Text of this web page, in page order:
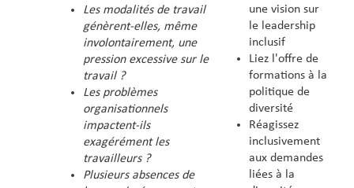
Les modalités de travail
génèrent-elles, même
involontairement, une
pression excessive sur le
travail ?
Les problèmes
organisationnels
impactent-ils
exagérément les
travailleurs ?
Plusieurs absences de
une vision sur
le leadership
inclusif
Liez l'offre de
formations à la
politique de
diversité
Réagissez
inclusivement
aux demandes
liées à la